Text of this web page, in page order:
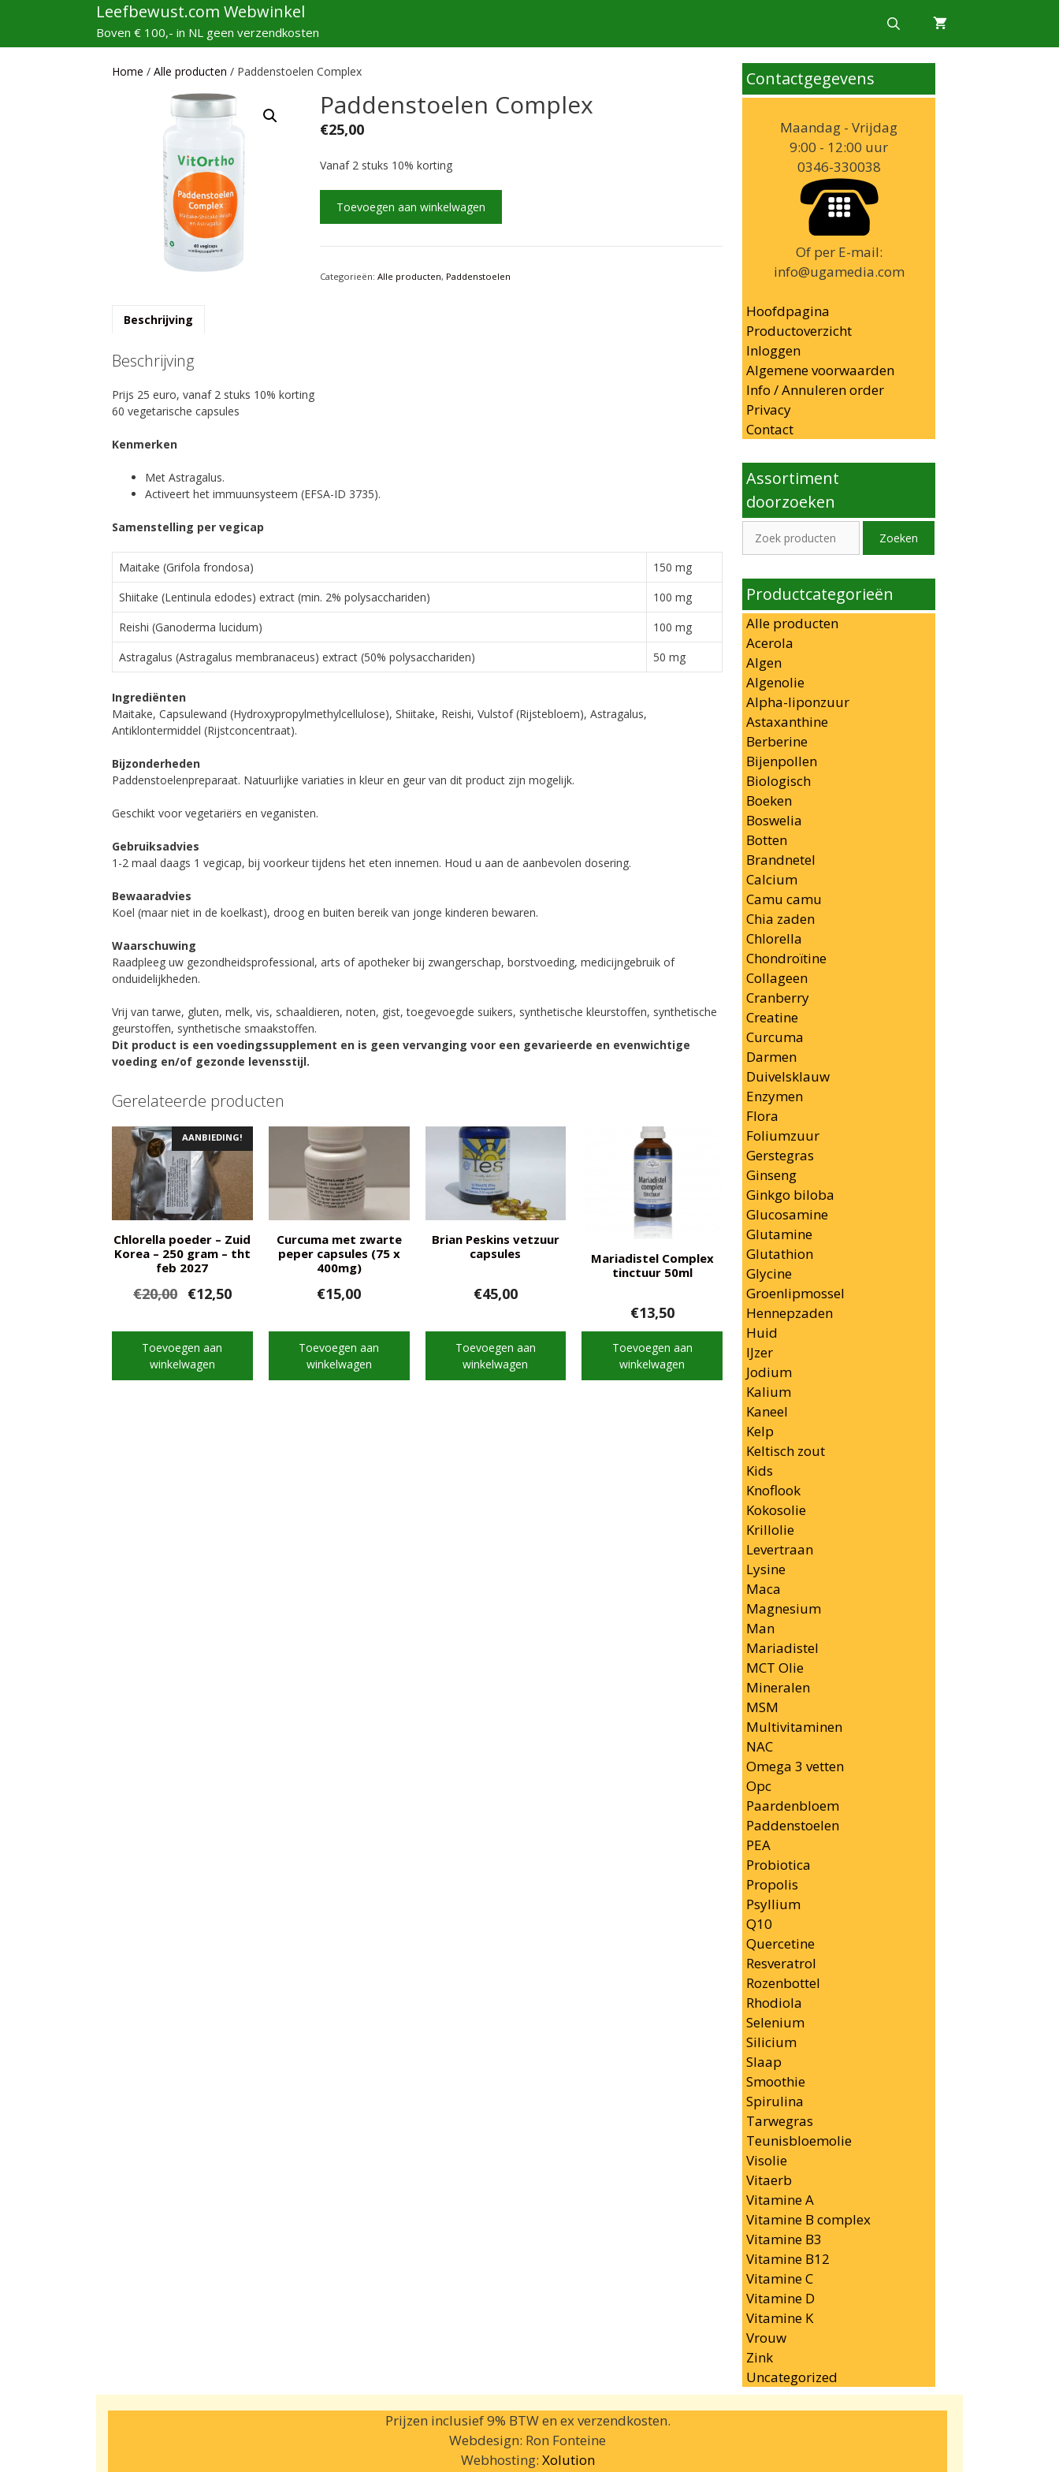
Leefbewust.com Webwinkel
Boven € 100,- in NL geen verzendkosten
Home / Alle producten / Paddenstoelen Complex
Paddenstoelen Complex
€25,00
Vanaf 2 stuks 10% korting
Complex
Toevoegen aan winkelwagen
Categorieën: Alle producten, Paddenstoelen
Beschrijving
Beschrijving
Prijs 25 euro, vanaf 2 stuks 10% korting
60 vegetarische capsules
Kenmerken
Met Astragalus.
Activeert het immuunsysteem (EFSA-ID 3735).
Samenstelling per vegicap
Maitake (Grifola frondosa)
150 mg
Shiitake (Lentinula edodes) extract (min. 2% polysacchariden)
100 mg
Reishi (Ganoderma lucidum)
100 mg
Astragalus (Astragalus membranaceus) extract (50% polysacchariden)
50 mg
Ingrediënten
Maitake, Capsulewand (Hydroxypropylmethylcellulose), Shiitake, Reishi, Vulstof (Rijstebloem), Astragalus,
Antiklontermiddel (Rijstconcentraat).
Bijzonderheden
Paddenstoelenpreparaat. Natuurlijke variaties in kleur en geur van dit product zijn mogelijk.
Geschikt voor vegetariërs en veganisten.
Gebruiksadvies
1-2 maal daags 1 vegicap, bij voorkeur tijdens het eten innemen. Houd u aan de aanbevolen dosering.
Bewaaradvies
Koel (maar niet in de koelkast), droog en buiten bereik van jonge kinderen bewaren.
Waarschuwing
Raadpleeg uw gezondheidsprofessional, arts of apotheker bij zwangerschap, borstvoeding, medicijngebruik of
onduidelijkheden.
Vrij van tarwe, gluten, melk, vis, schaaldieren, noten, gist, toegevoegde suikers, synthetische kleurstoffen, synthetische
geurstoffen, synthetische smaakstoffen.
Dit product is een voedingssupplement en is geen vervanging voor een gevarieerde en evenwichtige
voeding en/of gezonde levensstijl.
Gerelateerde producten
AANBIEDING!
Chlorella poeder – Zuid
Korea – 250 gram – tht
feb 2027
€20,00
Oorspronkelijke
prijs
€20,00.
€12,50Huidige
€12,50.
Toevoegen aan
winkelwagen
Curcuma met zwarte
peper capsules (75 x
400mg)
€15,00
Toevoegen aan
winkelwagen
Brian Peskins vetzuur
capsules
€45,00
Toevoegen aan
winkelwagen
Mariadistel Complex
tinctuur 50ml
€13,50
Toevoegen aan
winkelwagen
Contactgegevens
Maandag - Vrijdag
9:00 - 12:00 uur
0346-330038
Of per E-mail:
info@ugamedia.com
Hoofdpagina
Productoverzicht
Inloggen
Algemene voorwaarden
Info / Annuleren order
Privacy
Contact
Assortiment
doorzoeken
Zoeken
naar:
Zoeken
Productcategorieën
Alle producten
Acerola
Algen
Algenolie
Alpha-liponzuur
Astaxanthine
Berberine
Bijenpollen
Biologisch
Boeken
Boswelia
Botten
Brandnetel
Calcium
Camu camu
Chia zaden
Chlorella
Chondroïtine
Collageen
Cranberry
Creatine
Curcuma
Darmen
Duivelsklauw
Enzymen
Flora
Foliumzuur
Gerstegras
Ginseng
Ginkgo biloba
Glucosamine
Glutamine
Glutathion
Glycine
Groenlipmossel
Hennepzaden
Huid
IJzer
Jodium
Kalium
Kaneel
Kelp
Keltisch zout
Kids
Knoflook
Kokosolie
Krillolie
Levertraan
Lysine
Maca
Magnesium
Man
Mariadistel
MCT Olie
Mineralen
MSM
Multivitaminen
NAC
Omega 3 vetten
Opc
Paardenbloem
Paddenstoelen
PEA
Probiotica
Propolis
Psyllium
Q10
Quercetine
Resveratrol
Rozenbottel
Rhodiola
Selenium
Silicium
Slaap
Smoothie
Spirulina
Tarwegras
Teunisbloemolie
Visolie
Vitaerb
Vitamine A
Vitamine B complex
Vitamine B3
Vitamine B12
Vitamine C
Vitamine D
Vitamine K
Vrouw
Zink
Uncategorized
Prijzen inclusief 9% BTW en ex verzendkosten.
Webdesign: Ron Fonteine
Webhosting: Xolution